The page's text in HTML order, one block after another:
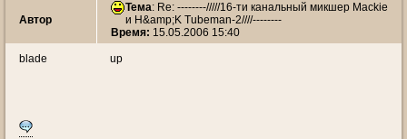
Автор
Тема: Re: --------/////16-ти канальный микшер Mackie
и H&amp;K Tubeman-2////--------
Время: 15.05.2006 15:40
blade up